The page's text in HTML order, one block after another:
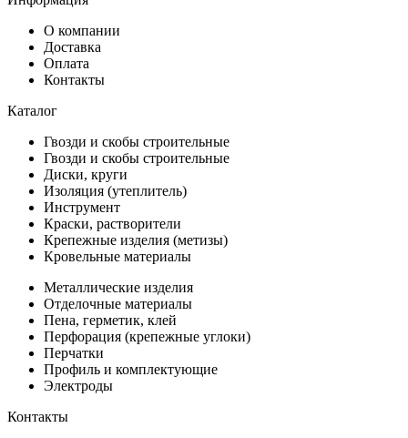
О компании
Доставка
Оплата
Контакты
Каталог
Гвозди и скобы строительные
Гвозди и скобы строительные
Диски, круги
Изоляция (утеплитель)
Инструмент
Краски, растворители
Крепежные изделия (метизы)
Кровельные материалы
Металлические изделия
Отделочные материалы
Пена, герметик, клей
Перфорация (крепежные углоки)
Перчатки
Профиль и комплектующие
Электроды
Контакты